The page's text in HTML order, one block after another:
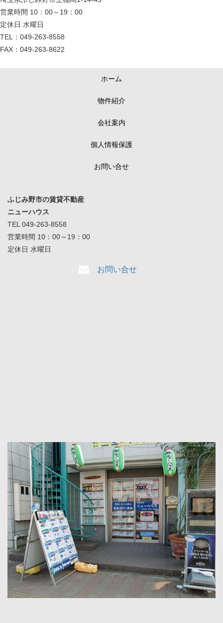
営業時間 10：00～19：00
定休日 水曜日
TEL：049-263-8558
FAX：049-263-8622
ホーム
物件紹介
会社案内
個人情報保護
お問い合せ
ふじみ野市の賃貸不動産
ニューハウス
TEL 049-263-8558
営業時間 10：00～19：00
定休日 水曜日
お問い合せ